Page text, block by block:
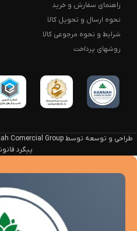
راهنمای سفارش و خرید
نحوه ارسال و تحویل کالا
شرایط و نحوه مرجوعی کالا
روشهای پرداخت
پیگرد